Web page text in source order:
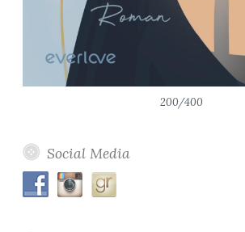
200/400
Social Media